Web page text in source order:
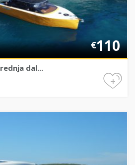
€110
dal...
+